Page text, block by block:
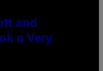
and
a Very